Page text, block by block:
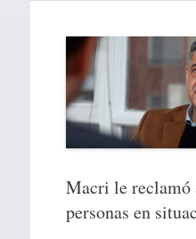
Macri le
personas en